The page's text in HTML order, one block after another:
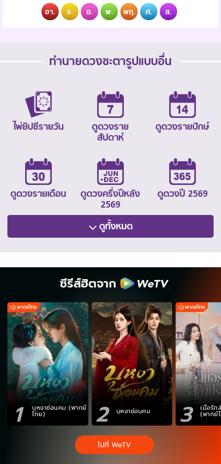
อา. จ. อ. พ. พฤ. ศ. ส.
ทำนายดวงชะตารูปแบบอื่น
ไพ่ยิปซีรายวัน
ดูดวงราย
สัปดาห์
ดูดวงรายปักษ์
ดูดวงรายเดือน
ดูดวงครึ่งปีหลัง
2569
ดูดวงปี 2569
ดูทั้งหมด
ซีรีส์ฮิตจาก
1 บุหงาซ่อนคม (พากย์
ไทย) 2 บุหงาซ่อนคม 3 เมื่อรัก
(พากย์
ไปที่ WeTV